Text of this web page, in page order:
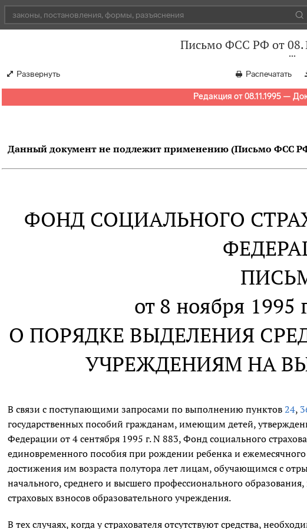
Письмо ФСС РФ от
Развернуть Распечатать
Редакция от 08.11.1995 —
Данный документ не подлежит применению (Письмо ФСС РФ
ФОНД СОЦИАЛЬНОГО
от 8 ноября
О ПОРЯДКЕ ВЫДЕЛЕНИЯ
УЧРЕЖДЕНИЯМ НА
В связи с поступающими запросами по выполнению пунктов 24,
государственных пособий гражданам, имеющим детей,
Федерации от 4 сентября 1995 г. N 883, Фонд социального
единовременного пособия при рождении ребенка и
достижения им возраста полутора лет лицам, обучающимся с
начального, среднего и высшего профессионального
страховых взносов образовательного учреждения.
В тех случаях, когда у страхователя отсутствуют средства,